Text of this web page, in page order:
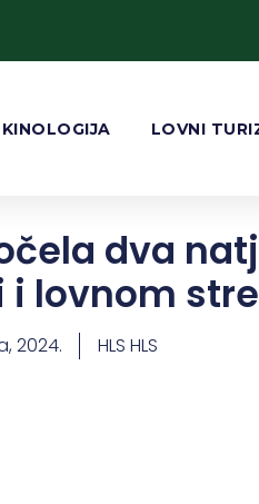
KINOLOGIJA LOVNI
dva
lovnom
2024. HLS HLS